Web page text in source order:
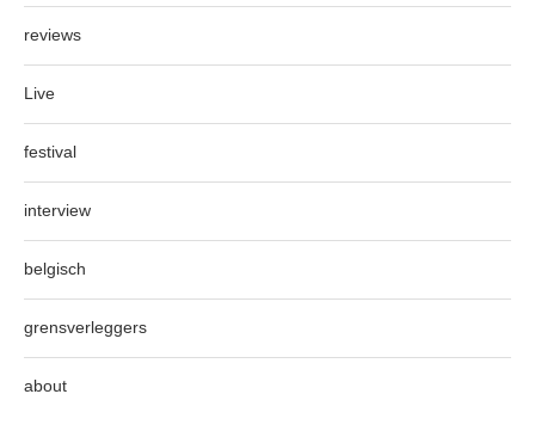
reviews
Live
festival
interview
belgisch
grensverleggers
about